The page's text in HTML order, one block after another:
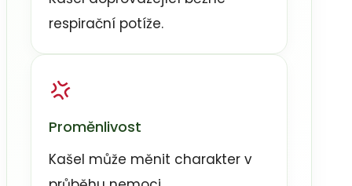
respirační potíže.
Proměnlivost
Kašel může měnit charakter v